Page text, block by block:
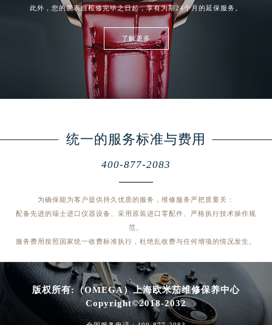
此外，您的腕表自检修完毕之日起，享有为期24个月的延保服务。
了解更多
统一的服务标准与费用
400-877-2083
为确保能为客户提供持久优质的服务，维修服务严把质量关：
配备先进的瑞士进口仪器设备、采用原装进口零配件、严格执行技术操作规
范。
服务费用按照国家统一收费标准执行，杜绝乱收费与任何增项的情况发生。
版权所有:（OMEGA）上海欧米茄维修保养中心
Copyright©2018-2032